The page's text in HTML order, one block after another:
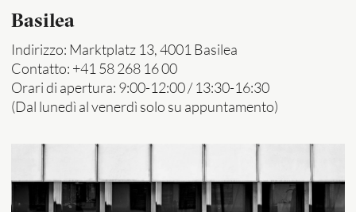
Basilea
Indirizzo: Marktplatz 13, 4001 Basilea
Contatto: +41 58 268 16 00
Orari di apertura: 9:00-12:00 / 13:30-16:30
(Dal lunedì al venerdì solo su appuntamento)